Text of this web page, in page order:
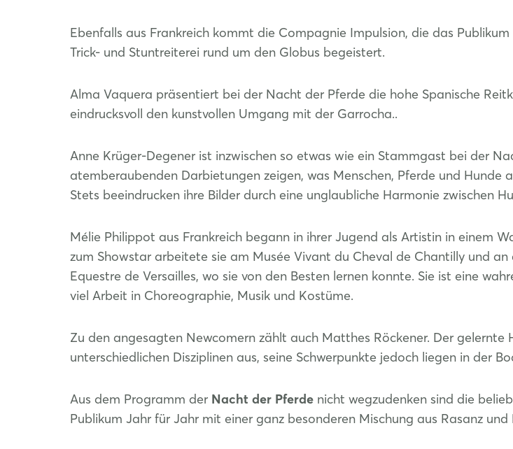
Ebenfalls aus Frankreich kommt die Compagnie Impulsion, die das
Trick- und Stuntreiterei rund um den Globus begeistert.
Alma Vaquera präsentiert bei der Nacht der Pferde die hohe Spanische
eindrucksvoll den kunstvollen Umgang mit der Garrocha..
Anne Krüger-Degener ist inzwischen so etwas wie ein Stammgast bei der
atemberaubenden Darbietungen zeigen, was Menschen, Pferde und Hunde
Stets beeindrucken ihre Bilder durch eine unglaubliche Harmonie zwischen
Mélie Philippot aus Frankreich begann in ihrer Jugend als Artistin in einem
zum Showstar arbeitete sie am Musée Vivant du Cheval de Chantilly und
Equestre de Versailles, wo sie von den Besten lernen konnte. Sie ist eine
viel Arbeit in Choreographie, Musik und Kostüme.
Zu den angesagten Newcomern zählt auch Matthes Röckener. Der gelernte
unterschiedlichen Disziplinen aus, seine Schwerpunkte jedoch liegen in der
Aus dem Programm der Nacht der Pferde nicht wegzudenken sind die
Publikum Jahr für Jahr mit einer ganz besonderen Mischung aus Rasanz
Login
Einloggen
Passwort
Jetzt